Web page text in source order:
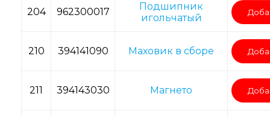
204 962300017
Подшипник
игольчатый
210 394141090 Маховик в сборе
211 394143030 Магнето